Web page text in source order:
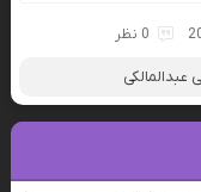
0 نظر
عبدالمالکی